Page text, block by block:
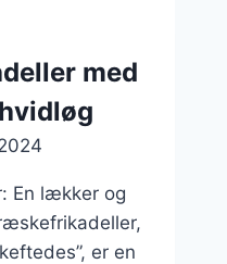
med
En lækker og
er en